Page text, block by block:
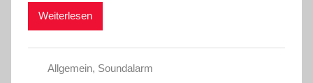
Weiterlesen
Allgemein, Soundalarm